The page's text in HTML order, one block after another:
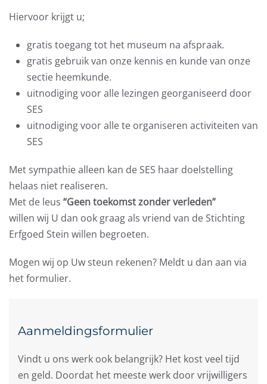
Hiervoor krijgt u;
gratis toegang tot het museum na afspraak.
gratis gebruik van onze kennis en kunde van onze
sectie heemkunde.
uitnodiging voor alle lezingen georganiseerd door
SES
uitnodiging voor alle te organiseren activiteiten van
SES
Met sympathie alleen kan de SES haar doelstelling
helaas niet realiseren.
Met de leus “Geen toekomst zonder verleden”
willen wij U dan ook graag als vriend van de Stichting
Erfgoed Stein willen begroeten.
Mogen wij op Uw steun rekenen? Meldt u dan aan via
het formulier.
Aanmeldingsformulier
Vindt u ons werk ook belangrijk? Het kost veel tijd
en geld. Doordat het meeste werk door vrijwilligers